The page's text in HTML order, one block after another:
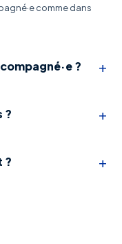
comme dans
? +
? +
? +